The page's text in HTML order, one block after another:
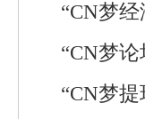
“CN梦
“CN梦论
“CN梦提